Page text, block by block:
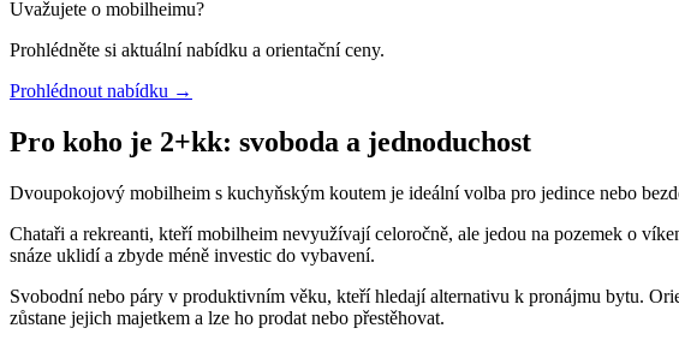
Uvažujete o mobilheimu?
Prohlédněte si aktuální nabídku a orientační ceny.
Prohlédnout nabídku →
Pro koho je 2+kk: svoboda a jednoduchost
Dvoupokojový mobilheim s kuchyňským koutem je ideální volba pro jedince nebo
Chataři a rekreanti, kteří mobilheim nevyužívají celoročně, ale jedou na pozemek o
snáze uklidí a zbyde méně investic do vybavení.
Svobodní nebo páry v produktivním věku, kteří hledají alternativu k pronájmu bytu.
zůstane jejich majetkem a lze ho prodat nebo přestěhovat.